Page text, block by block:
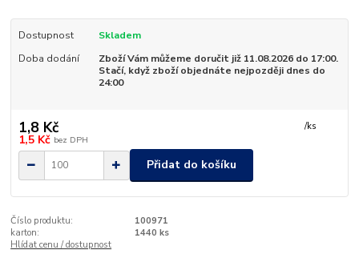
Dostupnost
Skladem
Doba dodání
Zboží Vám můžeme doručit již 11.08.2026 do 17:00.
Stačí, když zboží objednáte nejpozději dnes do
24:00
1,8 Kč /ks
1,5 Kč bez DPH
Přidat do košíku
Číslo produktu:
100971
karton:
1440 ks
Hlídat cenu / dostupnost